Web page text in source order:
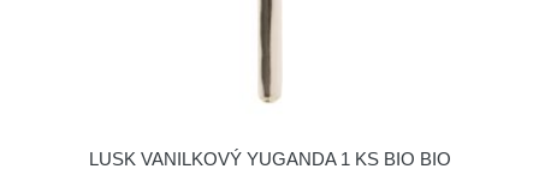
LUSK VANILKOVÝ YUGANDA 1 KS BIO BIO